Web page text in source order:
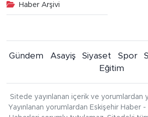
Haber Arşivi
Gündem Asayiş Siyaset Spor
Eğitim
Sitede yayınlanan içerik ve yorumlardan
Yayınlanan yorumlardan Eskişehir Haber